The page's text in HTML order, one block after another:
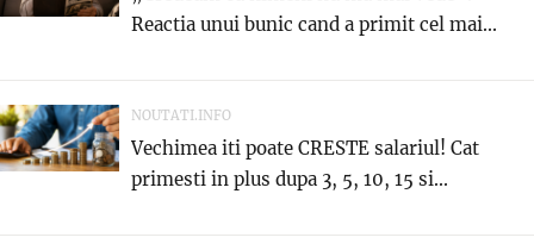
Reactia unui bunic cand a primit cel mai...
NOUTATI.INFO
Vechimea iti poate CRESTE salariul! Cat
primesti in plus dupa 3, 5, 10, 15 si...